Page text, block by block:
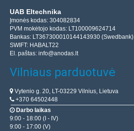
UAB Eltechnika
Įmonės kodas: 304082834
PVM mokėtojo kodas: LT100009624714
Bankas: LT367300010144143930 (Swedbank)
SWIFT: HABALT22
El. paštas: info@anodas.lt
Vilniaus parduotuvė
Vytenio g. 20, LT-03229 Vilnius, Lietuva
+370 64502448
Darbo laikas
9:00 - 18:00 (I - IV)
9:00 - 17:00 (V)